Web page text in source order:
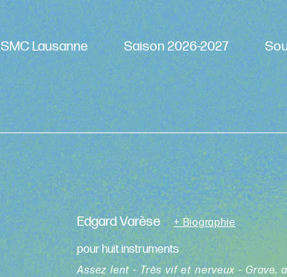
SMC Lausanne Saison 2026-2027
Edgard Varèse + Biographie
pour huit instruments
Assez lent - Très vif et nerveux - Grave,